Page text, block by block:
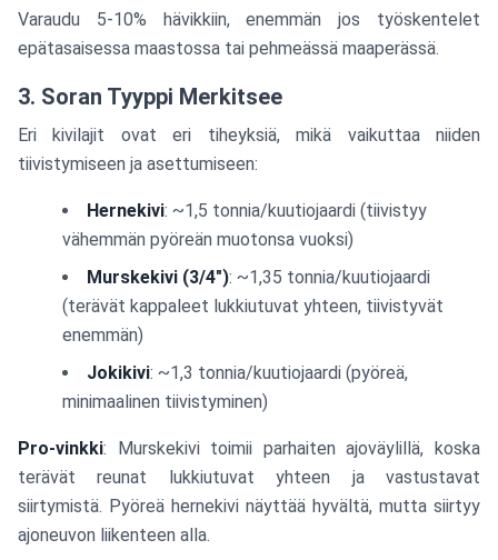
Varaudu 5-10% hävikkiin, enemmän jos työskentelet
epätasaisessa maastossa tai pehmeässä maaperässä.
3. Soran Tyyppi Merkitsee
Eri kivilajit ovat eri tiheyksiä, mikä vaikuttaa niiden
tiivistymiseen ja asettumiseen:
Hernekivi: ~1,5 tonnia/kuutiojaardi (tiivistyy
vähemmän pyöreän muotonsa vuoksi)
Murskekivi (3/4"): ~1,35 tonnia/kuutiojaardi
(terävät kappaleet lukkiutuvat yhteen, tiivistyvät
enemmän)
Jokikivi: ~1,3 tonnia/kuutiojaardi (pyöreä,
minimaalinen tiivistyminen)
Pro-vinkki: Murskekivi toimii parhaiten ajoväylillä, koska
terävät reunat lukkiutuvat yhteen ja vastustavat
siirtymistä. Pyöreä hernekivi näyttää hyvältä, mutta siirtyy
ajoneuvon liikenteen alla.